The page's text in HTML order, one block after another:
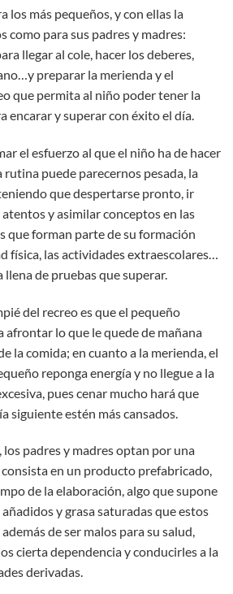
los más pequeños, y con ellas la
como para sus padres y madres:
llegar al cole, hacer los deberes,
preparar la merienda y el
que permita al niño poder tener la
encarar y superar con éxito el día.
el esfuerzo al que el niño ha de hacer
puede parecernos pesada, la
que despertarse pronto, ir
y asimilar conceptos en las
que forman parte de su formación
física, las actividades extraescolares…
de pruebas que superar.
del recreo es que el pequeño
afrontar lo que le quede de mañana
la comida; en cuanto a la merienda, el
reponga energía y no llegue a la
pues cenar mucho hará que
siguiente estén más cansados.
los padres y madres optan por una
en un producto prefabricado,
de la elaboración, algo que supone
y grasa saturadas que estos
de ser malos para su salud,
cierta dependencia y conducirles a la
derivadas.